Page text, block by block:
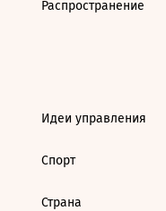
Распространение
Идеи управления
Спорт
Страна